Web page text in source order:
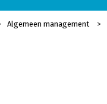
Algemeen management